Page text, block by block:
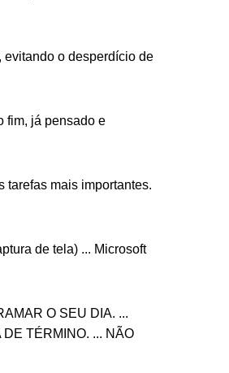
evitando o desperdício de
fim, já pensado e
tarefas mais importantes.
de tela) ... Microsoft
O SEU DIA. ...
TÉRMINO. ... NÃO